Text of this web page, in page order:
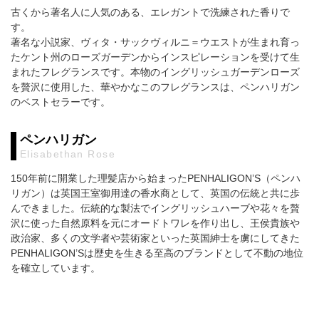
古くから著名人に人気のある、エレガントで洗練された香りで
す。
著名な小説家、ヴィタ・サックヴィルニ＝ウエストが生まれ育っ
たケント州のローズガーデンからインスピレーションを受けて生
まれたフレグランスです。本物のイングリッシュガーデンローズ
を贅沢に使用した、華やかなこのフレグランスは、ペンハリガン
のベストセラーです。
ペンハリガン
Elisabethan Rose
150年前に開業した理髪店から始まったPENHALIGON’S（ペンハ
リガン）は英国王室御用達の香水商として、英国の伝統と共に歩
んできました。伝統的な製法でイングリッシュハーブや花々を贅
沢に使った自然原料を元にオードトワレを作り出し、王侯貴族や
政治家、多くの文学者や芸術家といった英国紳士を虜にしてきた
PENHALIGON’Sは歴史を生きる至高のブランドとして不動の地位
を確立しています。